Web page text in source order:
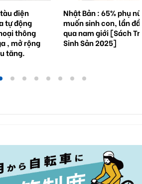
điện
tự động
thông
, mở rộng
tăng.
Nhật Bản : 65% phụ
muốn sinh con, lần
qua nam giới [Sách
Sinh Sản 2025]